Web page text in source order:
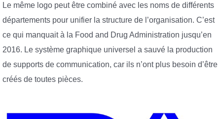
Le même logo peut être combiné avec les noms de différents
départements pour unifier la structure de l’organisation. C’est
ce qui manquait à la Food and Drug Administration jusqu’en
2016. Le système graphique universel a sauvé la production
de supports de communication, car ils n’ont plus besoin d’être
créés de toutes pièces.